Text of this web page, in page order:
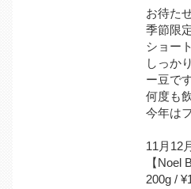
お待た
季節限
ショー
しっか
ー豆で
何度も
今年は
11月12
【Noel
200g /